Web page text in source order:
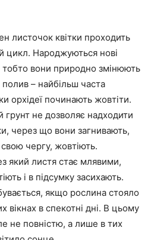
листочок квітки проходить
цикл. Народжуються нові
тобто вони природно змінюють
– найбільш часта
орхідеї починають жовтіти.
не дозволяє надходити
через що вони загнивають,
чергу, жовтіють.
який листя стає млявими,
і в підсумку засихають.
якщо рослина стояло
вікнах в спекотні дні. В цьому
не повністю, а лише в тих